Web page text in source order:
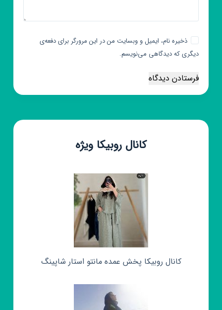
ذخیره نام، ایمیل و وبسایت من در این مرورگر برای دفعه‌ی
دیگری که دیدگاهی می‌نویسم.
فرستادن دیدگاه
کانال روبیکا ویژه
کانال روبیکا پخش عمده مانتو استار شاپینگ